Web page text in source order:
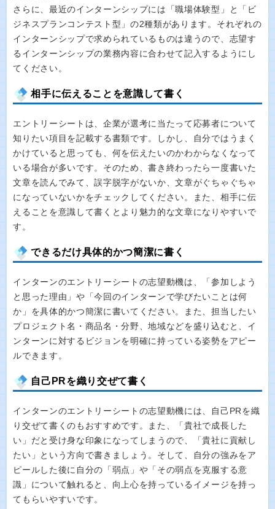
さらに、最近のインターンシップには「職場体験型」と「ビ
ジネスプランコンテスト型」の2種類があります。それぞれの
インターンシップで求められているものは違うので、志望す
るインターンシップの業務内容に合わせて記入するようにし
てください。
相手に伝えることを意識して書く
エントリーシートは、企業が選考に当たって応募者について
知りたい項目を記載する書類です。しかし、自分ではうまく
かけていると思っても、何を伝えたいのかわからなくなって
いる場合が多いです。そのため、書き終わったら一度書いた
文章を読んでみて、誤字脱字がないか、文章がぐちゃぐちゃ
になっていないかをチェックしてください。また、相手に伝
えることを意識して書くとより魅力的な文章になりやすいで
す。
できるだけ具体的かつ簡潔に書く
インターンのエントリーシートの志望動機は、「参加しよう
と思った理由」や「今回のインターンで学びたいことは何
か」を具体的かつ簡潔に書いてください。また、担当したい
プロジェクト名・商品名・分野、地域などを盛り込むと、イ
ンターンに対するビジョンを明確に持っている姿勢をアピー
ルできます。
自己PRを織り交ぜて書く
インターンのエントリーシートの志望動機には、自己PRを織
り交ぜて書くのもおすすめです。また、「貴社で成長した
い」だと受け身な印象になってしまうので、「貴社に貢献し
たい」という方向で書きましょう。そして、自分の強みをア
ピールした後に自分の「弱点」や「その弱点を克服する意
識」について触れると、向上心を持っているイメージを持っ
てもらいやすいです。